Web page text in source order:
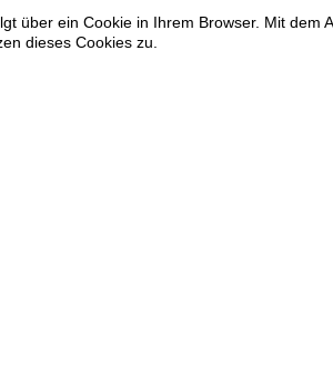
über ein Cookie in Ihrem Browser. Mit dem
dieses Cookies zu.